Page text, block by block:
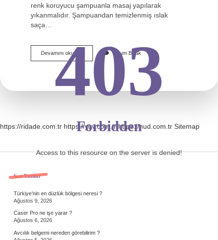
renk koruyucu şampuanla masaj yapılarak
yıkanmalıdır. Şampuandan temizlenmiş ıslak
saça…
Devamını okuyun
Provoke
Ingilizce
Türkçe
Demek
Yorum Bırak
https://ridade.com.tr https://yuv.com.tr https://nud.com.tr Sitemap
Sidebar
Son Yazılar
Türkiye’nin en düzlük bölgesi neresi ?
Ağustos 9, 2026
Caser Pro ne işe yarar ?
Ağustos 6, 2026
Avcılık belgemi nereden görebilirim ?
403
Forbidden
Access to this resource on the server is denied!